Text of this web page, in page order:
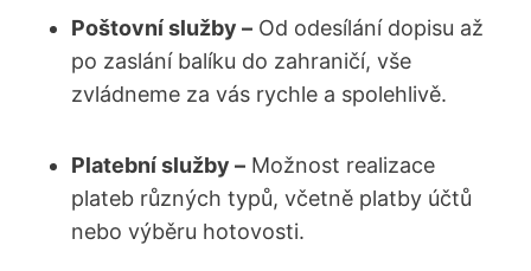
Poštovní služby – Od odesílání dopisu až
po zaslání balíku do zahraničí, vše
zvládneme za vás rychle a spolehlivě.
Platební služby – Možnost realizace
plateb různých typů, včetně platby účtů
nebo výběru hotovosti.